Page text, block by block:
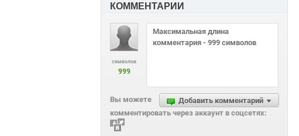
КОММЕНТАРИИ
символов
999
Добавить комментарий
Вы можете
комментировать через аккаунт в соцсетях: